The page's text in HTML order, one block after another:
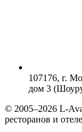
107176, г.
дом 3
© 2005–2026 L-
ресторанов и